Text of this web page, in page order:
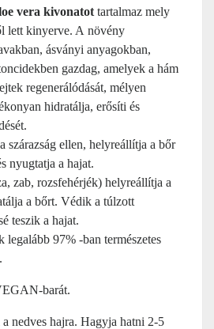
vera kivonatot tartalmaz mely
lett kinyerve. A növény
ásványi anyagokban,
gazdag, amelyek a hám
regenerálódását, mélyen
hidratálja, erősíti és
szárazság ellen, helyreállítja a bőr
nyugtatja a hajat.
zab, rozsfehérjék) helyreállítja a
a bőrt. Védik a túlzott
teszik a hajat.
legalább 97% -ban természetes
barát.
nedves hajra. Hagyja hatni 2-5